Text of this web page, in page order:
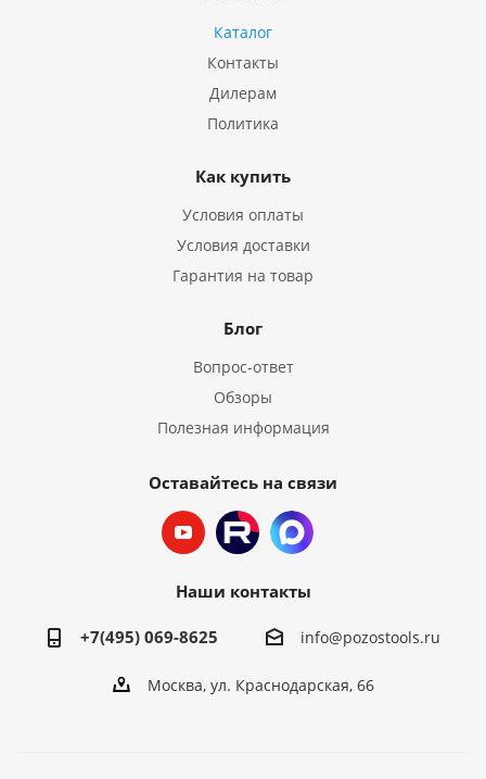
Каталог
Контакты
Дилерам
Политика
Как купить
Условия оплаты
Условия доставки
Гарантия на товар
Блог
Вопрос-ответ
Обзоры
Полезная информация
Оставайтесь на связи
Наши контакты
+7(495) 069-8625 info@pozostools.ru
Москва, ул. Краснодарская, 66